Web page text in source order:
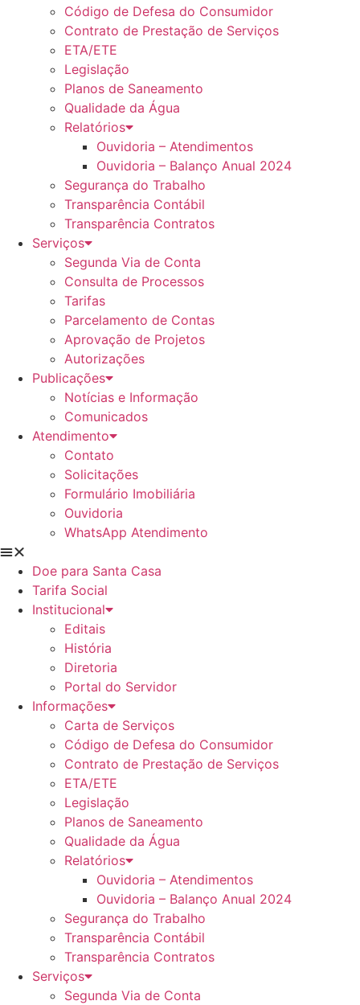
Código de Defesa do Consumidor
Contrato de Prestação de Serviços
ETA/ETE
Legislação
Planos de Saneamento
Qualidade da Água
Relatórios
Ouvidoria – Atendimentos
Ouvidoria – Balanço Anual 2024
Segurança do Trabalho
Transparência Contábil
Transparência Contratos
Serviços
Segunda Via de Conta
Consulta de Processos
Tarifas
Parcelamento de Contas
Aprovação de Projetos
Autorizações
Publicações
Notícias e Informação
Comunicados
Atendimento
Contato
Solicitações
Formulário Imobiliária
Ouvidoria
WhatsApp Atendimento
Doe para Santa Casa
Tarifa Social
Institucional
Editais
História
Diretoria
Portal do Servidor
Informações
Carta de Serviços
Código de Defesa do Consumidor
Contrato de Prestação de Serviços
ETA/ETE
Legislação
Planos de Saneamento
Qualidade da Água
Relatórios
Ouvidoria – Atendimentos
Ouvidoria – Balanço Anual 2024
Segurança do Trabalho
Transparência Contábil
Transparência Contratos
Serviços
Segunda Via de Conta